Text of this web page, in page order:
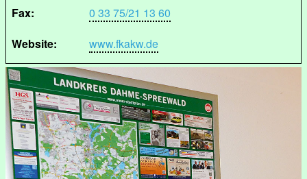
Fax:
0 33 75/21 13 60
Website:
www.fkakw.de